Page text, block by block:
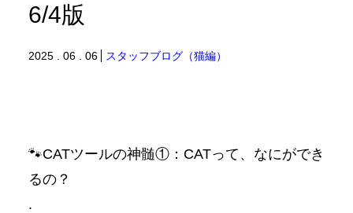
6/4版
2025 . 06 . 06 スタッフブログ（猫編）
🐾CATツールの神髄①：CATって、なにができ
るの？
.